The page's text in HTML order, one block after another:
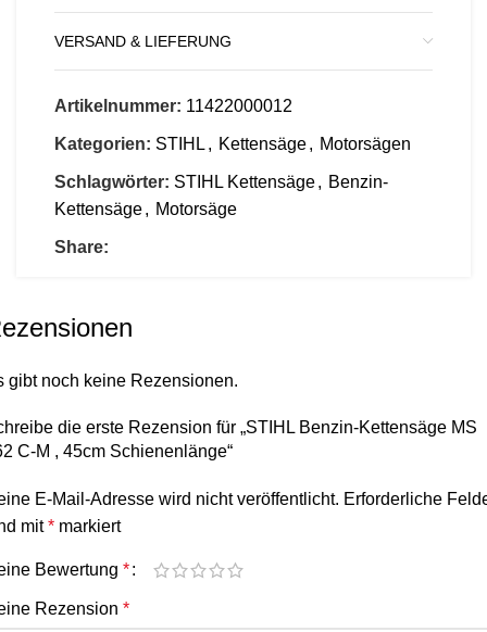
VERSAND & LIEFERUNG
Artikelnummer: 11422000012
Kategorien: STIHL , Kettensäge, Motorsägen
Schlagwörter: STIHL Kettensäge, Benzin-
Kettensäge, Motorsäge
Share:
gibt noch keine Rezensionen.
die erste Rezension für „STIHL Benzin-Kettensäge MS
C-M , 45cm Schienenlänge“
E-Mail-Adresse wird nicht veröffentlicht. Erforderliche
mit* markiert
Bewertung *
Rezension *